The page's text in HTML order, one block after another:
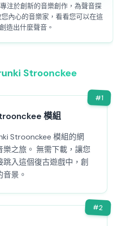
注於創新的音樂創作，為聲音探
內心的音樂家，看看您可以在這
造出什麼聲音。
Stroonckee
#1
模組
Stroonckee 模組的網
樂之旅。 無需下載，讓您
跳入這個復古遊戲中，創
景。
#2